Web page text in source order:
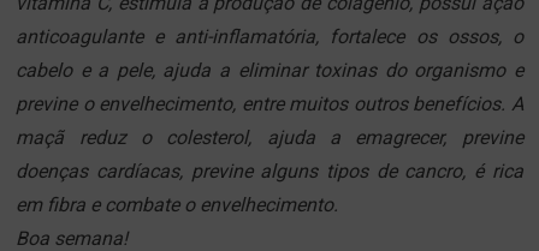
anticoagulante e anti-inflamatória, fortalece os ossos, o
cabelo e a pele, ajuda a eliminar toxinas do organismo e
previne o envelhecimento, entre muitos outros benefícios. A
maçã reduz o colesterol, ajuda a emagrecer, previne
doenças cardíacas, previne alguns tipos de cancro, é rica
em fibra e combate o envelhecimento.
Boa semana!